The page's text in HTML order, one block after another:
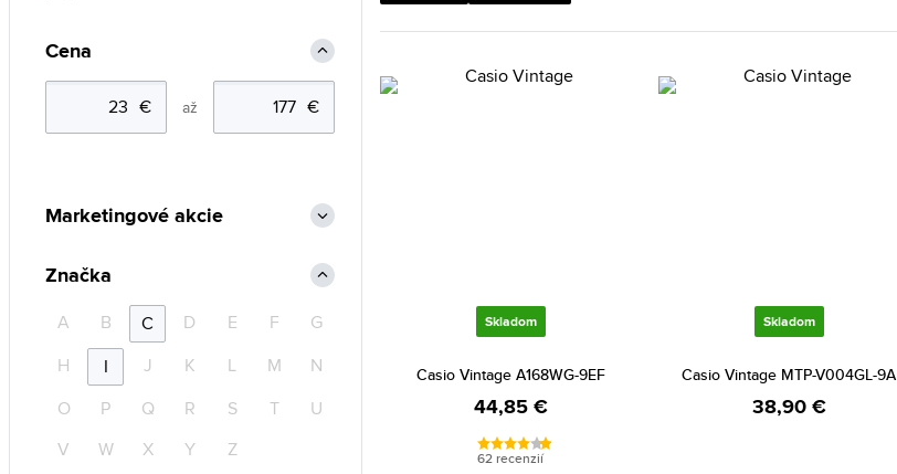
Skladom
Casio Vintage A168WG-9EF
44,85 €
62 recenzií
Skladom
Casio Vintage MTP-V004GL-9A
38,90 €
Cena
až
Marketingové akcie
Značka
A B C D E F
G
H
I J K L M
N
O
P Q R S T
U
V
W X Y Z